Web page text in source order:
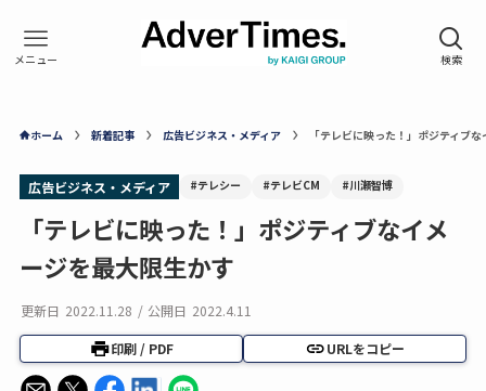
ホーム 新着記事 広告ビジネス・メディア 「テレビに映った！」ポジティブ
広告ビジネス・メディア #テレシー #テレビCM #川瀬智博
「テレビに映った！」ポジティブなイメ
ージを最大限生かす
更新日 2022.11.28 / 公開日 2022.4.11
印刷 / PDF URLをコピー